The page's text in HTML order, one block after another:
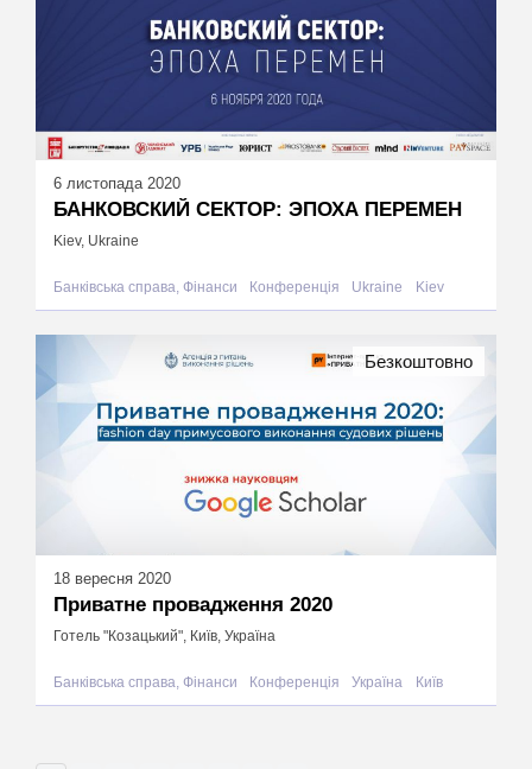
6 листопада 2020
БАНКОВСКИЙ СЕКТОР: ЭПОХА ПЕРЕМЕН
Kiev, Ukraine
Банківська справа, Фінанси Конференція Ukraine Kiev
18 вересня 2020
Приватне провадження 2020
Готель "Козацький", Київ, Україна
Банківська справа, Фінанси Конференція Україна Київ
Безкоштовно